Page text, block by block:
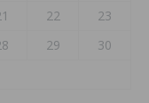
22
23
29
30